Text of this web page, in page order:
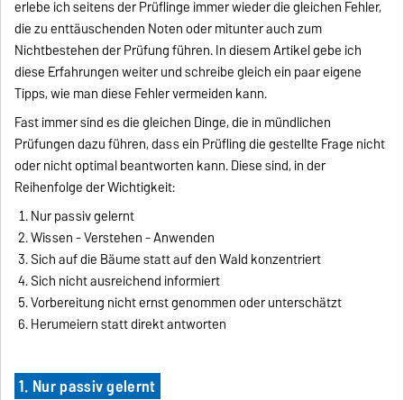
erlebe ich seitens der Prüflinge immer wieder die gleichen Fehler,
die zu enttäuschenden Noten oder mitunter auch zum
Nichtbestehen der Prüfung führen. In diesem Artikel gebe ich
diese Erfahrungen weiter und schreibe gleich ein paar eigene
Tipps, wie man diese Fehler vermeiden kann.
Fast immer sind es die gleichen Dinge, die in mündlichen
Prüfungen dazu führen, dass ein Prüfling die gestellte Frage nicht
oder nicht optimal beantworten kann. Diese sind, in der
Reihenfolge der Wichtigkeit:
Nur passiv gelernt
Wissen - Verstehen - Anwenden
Sich auf die Bäume statt auf den Wald konzentriert
Sich nicht ausreichend informiert
Vorbereitung nicht ernst genommen oder unterschätzt
Herumeiern statt direkt antworten
1. Nur passiv gelernt